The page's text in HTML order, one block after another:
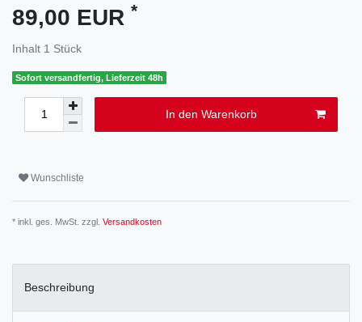
89,00 EUR *
Inhalt 1 Stück
Sofort versandfertig, Lieferzeit 48h
In den Warenkorb
Wunschliste
* inkl. ges. MwSt. zzgl. Versandkosten
Beschreibung